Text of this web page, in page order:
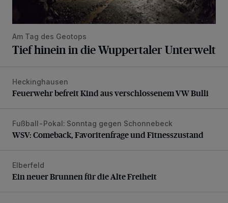
Am Tag des Geotops
Tief hinein in die Wuppertaler Unterwelt
Feuerwehr befreit Kind aus verschlossenem VW Bulli
Heckinghausen
Feuerwehr befreit Kind aus verschlossenem VW Bulli
WSV: Comeback, Favoritenfrage und Fitnesszustand
Fußball-Pokal: Sonntag gegen Schonnebeck
WSV: Comeback, Favoritenfrage und Fitnesszustand
Ein neuer Brunnen für die Alte Freiheit
Elberfeld
Ein neuer Brunnen für die Alte Freiheit